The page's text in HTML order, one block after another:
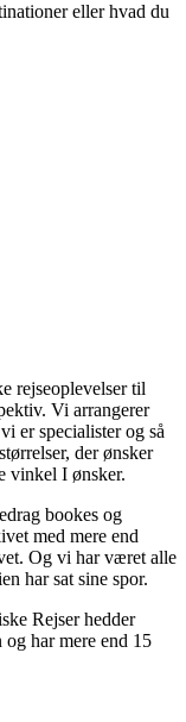
eller hvad du
rejseoplevelser til
Vi arrangerer
er specialister og så
der ønsker
vinkel I ønsker.
bookes og
med mere end
Og vi har været alle
har sat sine spor.
Rejser hedder
har mere end 15